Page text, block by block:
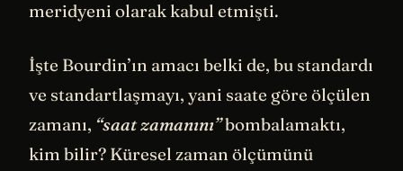
meridyeni olarak kabul etmişti.
İşte Bourdin’ın amacı belki de, bu standardı
ve standartlaşmayı, yani saate göre ölçülen
zamanı, “saat zamanını”bombalamaktı,
kim bilir? Küresel zaman ölçümünü